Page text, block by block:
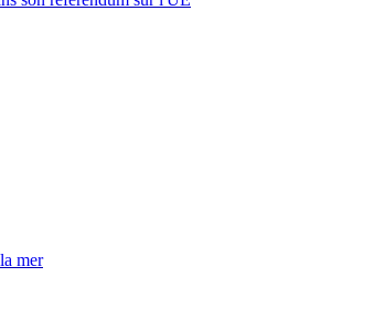
mer